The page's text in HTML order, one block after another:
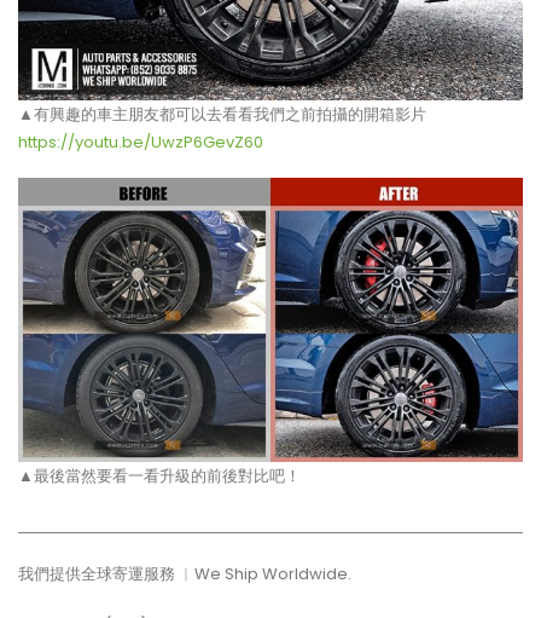
▲有興趣的車主朋友都可以去看看我們之前拍攝的開箱影片
https://youtu.be/UwzP6GevZ60
▲最後當然要看一看升級的前後對比吧！
我們提供全球寄運服務 ︳We Ship Worldwide.